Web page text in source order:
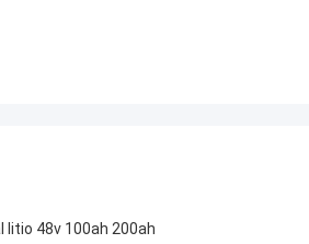
litio 48v 100ah 200ah